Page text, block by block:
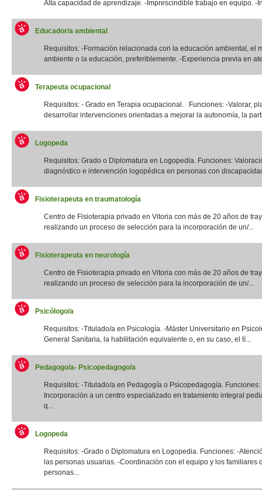
Alta capacidad de aprendizaje. -Imprescindible trabajo en equipo. -
Educador/a ambiental
Requisitos: -Formación relacionada con la educación ambiental, el
ambiente o la educación, preferiblemente. -Experiencia previa en
Terapeuta ocupacional
Requisitos: - Grado en Terapia ocupacional. Funciones: -Valorar,
desarrollar intervenciones orientadas a mejorar la autonomía, la
Logopeda
Requisitos: Grado o Diplomatura en Logopedia. Funciones:
diagnóstico e intervención logopédica en personas con
Fisioterapeuta en traumatología
Centro de Fisioterapia privado en Vitoria con más de 20 años de
realizando un proceso de selección para la incorporación de un/...
Fisioterapeuta en neurología
Centro de Fisioterapia privado en Vitoria con más de 20 años de
realizando un proceso de selección para la incorporación de un/...
Psicólogo/a
Requisitos: -Titulado/a en Psicología. -Máster Universitario en
General Sanitaria, la habilitación equivalente o, en su caso, el tí...
Pedagogo/a- Psicopedagogo/a
Requisitos: -Titulado/a en Pedagogía o Psicopedagogía. Funciones:
Incorporación a un centro especializado en tratamiento integral
q...
Logopeda
Requisitos: -Grado o Diplomatura en Logopedia. Funciones: -
las personas usuarias. -Coordinación con el equipo y los familiares
personas...